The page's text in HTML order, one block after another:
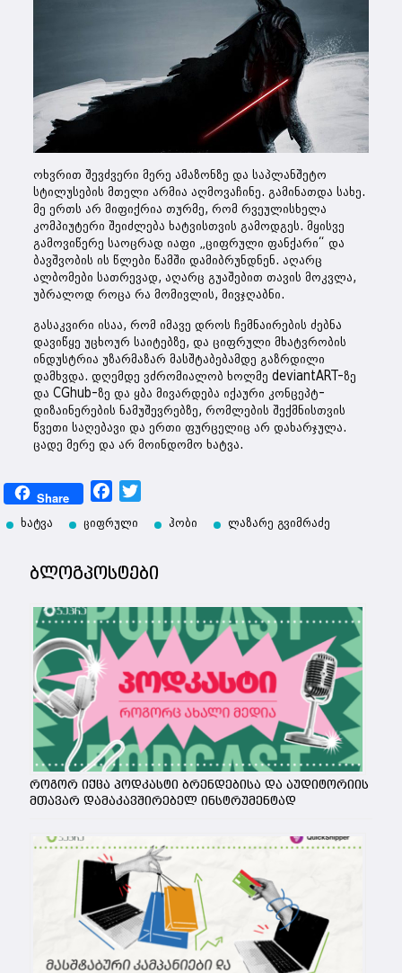
ოხვრით შევძვერი მერე ამაზონზე და საპლანშეტო
სტილუსების მთელი არმია აღმოვაჩინე. გამინათდა სახე.
მე ერთს არ მიფიქრია თურმე, რომ რვეულისხელა
კომპიუტერი შეიძლება ხატვისთვის გამოდგეს. მყისვე
გამოვიწერე საოცრად იაფი „ციფრული ფანქარი“ და
ბავშვობის ის წლები წამში დამიბრუნდნენ. აღარც
ალბომები სათრევად, აღარც გუაშებით თავის მოკვლა,
უბრალოდ როცა რა მომივლის, მივჯღაბნი.
გასაკვირი ისაა, რომ იმავე დროს ჩემნაირების ძებნა
დავიწყე უცხოურ საიტებზე, და ციფრული მხატვრობის
ინდუსტრია უზარმაზარ მასშტაბებამდე გაზრდილი
დამხვდა. დღემდე ვძრომიალობ ხოლმე deviantART-ზე
და CGhub-ზე და ყბა მივარდება იქაური კონცეპტ-
დიზაინერების ნამუშევრებზე, რომლების შექმნისთვის
წვეთი საღებავი და ერთი ფურცელიც არ დახარჯულა.
ცადე მერე და არ მოინდომო ხატვა.
Share Facebook
ხატვა ციფრული ჰობი ლაზარე გვიმრაძე
ბლოგპოსტები
როგორ იქცა პოდკასტი ბრენდებისა და აუდიტორიის
მთავარ დამაკავშირებელ ინსტრუმენტად